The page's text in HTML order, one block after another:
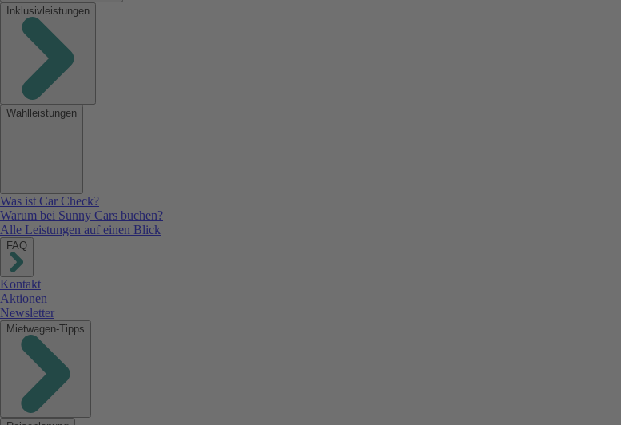
Inklusivleistungen
Wahlleistungen
Was ist Car Check?
Warum bei Sunny Cars buchen?
Alle Leistungen auf einen Blick
FAQ
Kontakt
Aktionen
Newsletter
Mietwagen-Tipps